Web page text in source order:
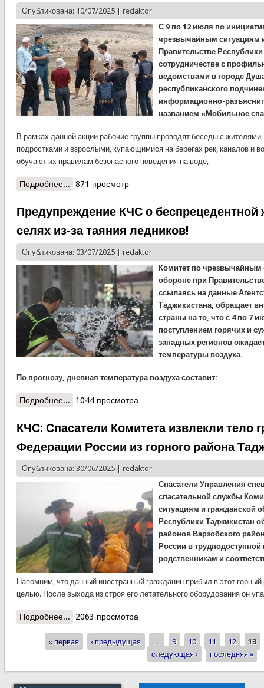
Опубликована: 10/07/2025 | redaktor
С 9 по 12 июля по
чрезвычайным ситуациям
Правительстве
сотрудничестве с
ведомствами в городе
республиканского
информационно-
названием «Мобильное
В рамках данной акции рабочие группы проводят беседы с
подростками и взрослыми, купающимися на берегах рек, каналов и
обучают их правилам безопасного поведения на воде,
Подробнее... о КЧС: МОБИЛЬНОЕ СПАСЕНИЕ
871 просмотр
Предупреждение КЧС о
селях из-за таяния ледников!
Опубликована: 03/07/2025 | redaktor
Комитет по чрезвычайным
обороне при
ссылаясь на данные
Таджикистана, обращает
страны на то, что с 4 по 7
поступлением горячих и
западных регионов
температуры воздуха.
По прогнозу, дневная температура воздуха составит:
Подробнее... о Предупреждение КЧС о беспрецедентной жаре
1044 просмотра
КЧС: Спасатели Комитета извлекли тело
Федерации России из горного района
Опубликована: 30/06/2025 | redaktor
Спасатели Управления
спасательной службы
ситуациям и гражданской
Республики Таджикистан
районов Варзобского
России в труднодоступной
родственникам и
Напомним, что данный иностранный гражданин прибыл в этот горный
целью. После выхода из строя его летательного оборудования он
Подробнее... о КЧС: Спасатели Комитета извлекли тело
района Таджикистана
2063 просмотра
Страницы
« первая ‹ предыдущая … 9 10 11 12
13
следующая ›
последняя »